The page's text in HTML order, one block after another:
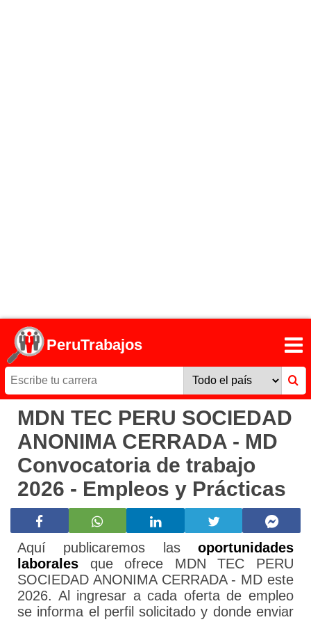
PeruTrabajos
MDN TEC PERU SOCIEDAD
ANONIMA CERRADA - MD
Convocatoria de trabajo
2026 - Empleos y Prácticas
Aquí publicaremos las oportunidades
laborales que ofrece MDN TEC PERU
SOCIEDAD ANONIMA CERRADA - MD este
2026. Al ingresar a cada oferta de empleo
se informa el perfil solicitado y donde enviar